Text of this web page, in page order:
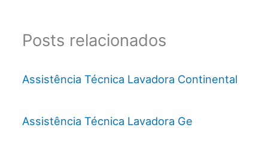
Posts relacionados
Assistência Técnica Lavadora Continental
Assistência Técnica Lavadora Ge